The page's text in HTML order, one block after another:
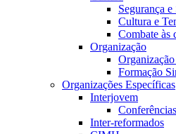
Segurança
Cultura e
Combate às
Organização
Formação
Organizações Específicas
Interjovem
Conferências
Inter-reformados